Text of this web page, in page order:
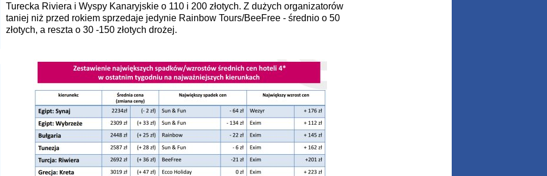
Turecka Riviera i Wyspy Kanaryjskie o 110 i 200 złotych. Z dużych organizatorów
taniej niż przed rokiem sprzedaje jedynie Rainbow Tours/BeeFree - średnio o 50
złotych, a reszta o 30 -150 złotych drożej.